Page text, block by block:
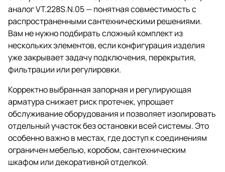
аналог VT.228S.N.05 — понятная совместимость с
распространенными сантехническими решениями.
Вам не нужно подбирать сложный комплект из
нескольких элементов, если конфигурация изделия
уже закрывает задачу подключения, перекрытия,
фильтрации или регулировки.
Корректно выбранная запорная и регулирующая
арматура снижает риск протечек, упрощает
обслуживание оборудования и позволяет изолировать
отдельный участок без остановки всей системы. Это
особенно важно в местах, где доступ к соединениям
ограничен мебелью, коробом, сантехническим
шкафом или декоративной отделкой.